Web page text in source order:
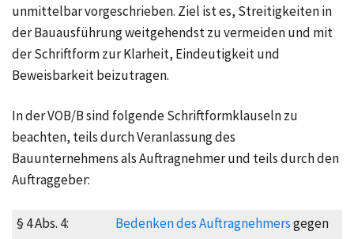
unmittelbar vorgeschrieben. Ziel ist es, Streitigkeiten in
der Bauausführung weitgehendst zu vermeiden und mit
der Schriftform zur Klarheit, Eindeutigkeit und
Beweisbarkeit beizutragen.
In der VOB/B sind folgende Schriftformklauseln zu
beachten, teils durch Veranlassung des
Bauunternehmens als Auftragnehmer und teils durch den
Auftraggeber:
§ 4 Abs. 4: Bedenken des Auftragnehmersgegen